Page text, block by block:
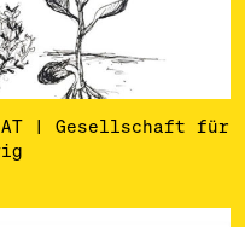
| Gesellschaft für